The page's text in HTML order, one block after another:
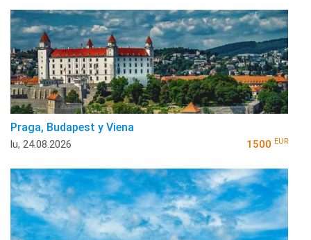
Praga, Budapest y Viena
lu, 24.08.2026 1500 EUR